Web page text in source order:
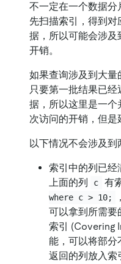
不一定在一个数据
先扫描索引，得到
据，所以可能会涉
开销。
如果查询涉及到大量
只要第一批结果已
据，所以这里是一
次访问的开销，但是
以下情况不会涉及到
索引中的列已经
上面的列 c 有
where c > 10;
可以拿到所需要
索引 (Covering
能，可以将部分
返回的列放入索